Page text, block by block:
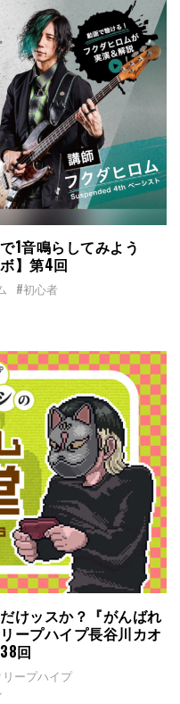
1音鳴らしてみよう
】第4回
#初心者
けッスか？『がんばれ
ープハイプ長谷川カオ
回
ープハイプ